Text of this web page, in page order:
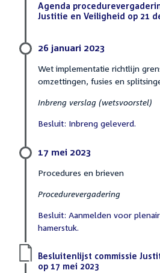
Download
bestand:
Agenda
Justitie en Veiligheid op 21
26 januari 2023
Wet implementatie richtlijn
omzettingen, fusies en
Inbreng verslag (wetsvoorstel)
Besluit: Inbreng geleverd.
17 mei 2023
Procedures en brieven
Procedurevergadering
Besluit: Aanmelden voor
hamerstuk.
Download
bestand:
Besluitenlijst commissie
op 17 mei 2023